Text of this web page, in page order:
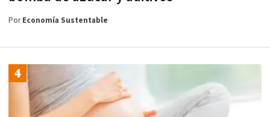
PorEconomía Sustentable